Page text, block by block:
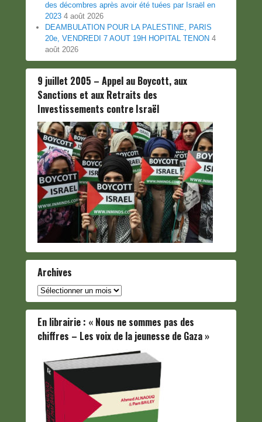
des décombres après avoir été tuées par Israël en
2023 4 août 2026
DEAMBULATION POUR LA PALESTINE, PARIS
20e, VENDREDI 7 AOUT 19H HOPITAL TENON 4
août 2026
9 juillet 2005 – Appel au Boycott, aux
Sanctions et aux Retraits des
Investissements contre Israël
Archives
Archives
En librairie : « Nous ne sommes pas des
chiffres – Les voix de la jeunesse de Gaza »